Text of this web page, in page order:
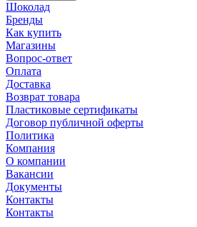
Шоколад
Бренды
Как купить
Магазины
Вопрос-ответ
Оплата
Доставка
Возврат товара
Пластиковые сертификаты
Договор публичной оферты
Политика
Компания
О компании
Вакансии
Документы
Контакты
Контакты